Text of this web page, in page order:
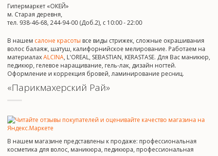
Гипермаркет «ОКЕЙ»
м. Старая деревня,
тел. 938-46-68, 244-94-00 (Доб.2), c 10:00 - 22:00
В нашем салоне красоты все виды стрижек, сложные окрашивания
волос балаяж, шатуш, калифорнийское мелирование. Работаем на
материалахALCINA, L'OREAL, SEBASTIAN, KERASTASE. Для Вас маникюр,
педикюр, гелевое наращивание, гель-лак, дизайн ногтей.
Оформление и коррекция бровей, ламинирование ресниц.
«Парикмахерский Рай»
В нашем магазине представлены к продаже: профессиональная
косметика для волос, маникюра, педикюра, профессиональная